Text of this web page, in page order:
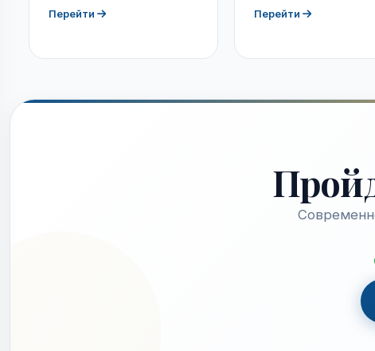
Перейти Перейти